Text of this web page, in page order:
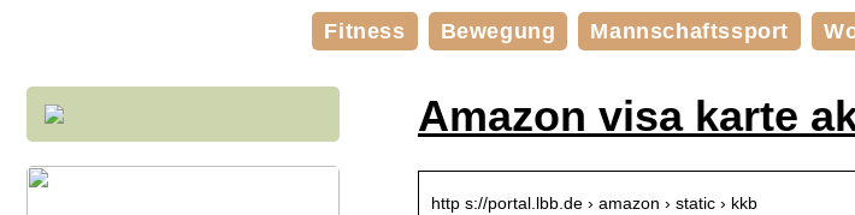
Fitness Bewegung Mannschaftssport
Amazon visa karte
http s://portal.lbb.de › amazon › static › kkb